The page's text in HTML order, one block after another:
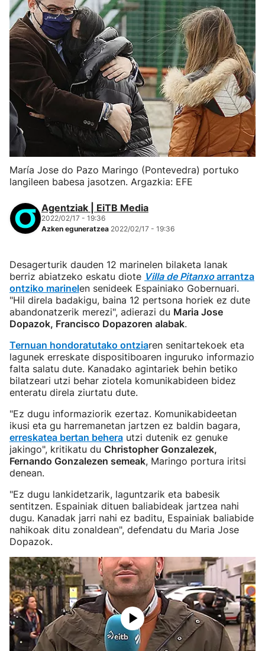
María Jose do Pazo Maringo (Pontevedra) portuko
langileen babesa jasotzen. Argazkia: EFE
Agentziak | EiTB Media
2022/02/17 - 19:36
Azken eguneratzea 2022/02/17 - 19:36
Desagerturik dauden 12 marinelen bilaketa lanak
berriz abiatzeko eskatu diote Villa de Pitanxoarrantza
ontziko marinelen senideek Espainiako Gobernuari.
"Hil direla badakigu, baina 12 pertsona horiek ez dute
abandonatzerik merezi", adierazi du Maria Jose
Dopazok, Francisco Dopazoren alabak.
Ternuan hondoratutako ontziaren senitartekoek eta
lagunek erreskate dispositiboaren inguruko informazio
falta salatu dute. Kanadako agintariek behin betiko
bilatzeari utzi behar ziotela komunikabideen bidez
enteratu direla ziurtatu dute.
"Ez dugu informaziorik ezertaz. Komunikabideetan
ikusi eta gu harremanetan jartzen ez baldin bagara,
erreskatea bertan behera utzi dutenik ez genuke
jakingo", kritikatu du Christopher Gonzalezek,
Fernando Gonzalezen semeak, Maringo portura iritsi
denean.
"Ez dugu lankidetzarik, laguntzarik eta babesik
sentitzen. Espainiak dituen baliabideak jartzea nahi
dugu. Kanadak jarri nahi ez baditu, Espainiak baliabide
nahikoak ditu zonaldean", defendatu du Maria Jose
Dopazok.